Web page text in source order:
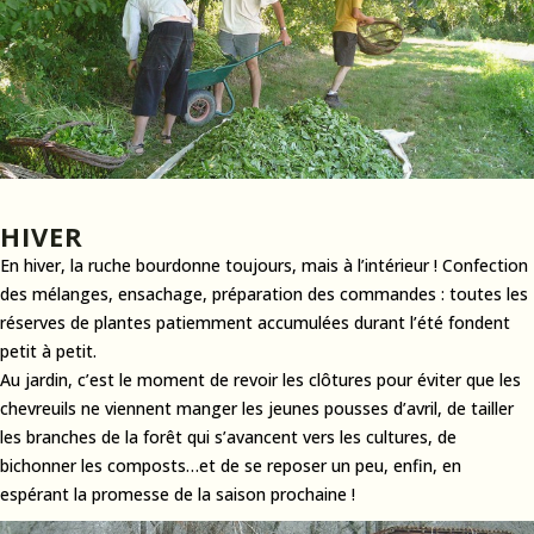
HIVER
En hiver, la ruche bourdonne toujours, mais à l’intérieur ! Confection
des mélanges, ensachage, préparation des commandes : toutes les
réserves de plantes patiemment accumulées durant l’été fondent
petit à petit.
Au jardin, c’est le moment de revoir les clôtures pour éviter que les
chevreuils ne viennent manger les jeunes pousses d’avril, de tailler
les branches de la forêt qui s’avancent vers les cultures, de
bichonner les composts…et de se reposer un peu, enfin, en
espérant la promesse de la saison prochaine !